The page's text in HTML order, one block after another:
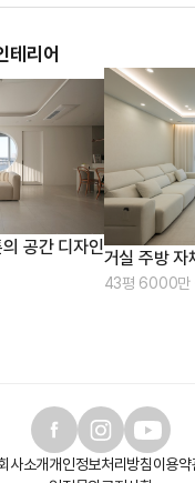
테리어
공간 디자인
거실 주방 자
43평 6000만
사소개개인정보처리방침이용약